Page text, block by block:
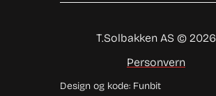
T.Solbakken AS © 2026
Personvern
Design og kode: Funbit